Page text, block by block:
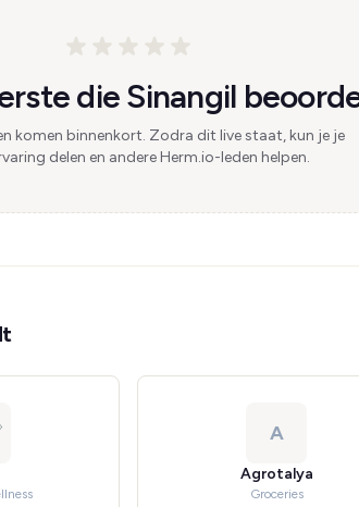
die Sinangil
komen binnenkort. Zodra dit live staat, kun je je
delen en andere Herm.io-leden helpen.
A
Agrotalya
Groceries